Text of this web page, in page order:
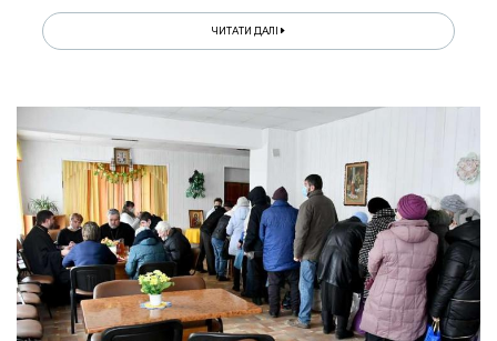
ЧИТАТИ ДАЛІ